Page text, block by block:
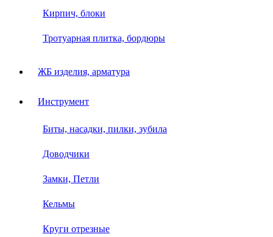
Кирпич, блоки
Тротуарная плитка, бордюры
ЖБ изделия, арматура
Инструмент
Биты, насадки, пилки, зубила
Доводчики
Замки, Петли
Кельмы
Круги отрезные